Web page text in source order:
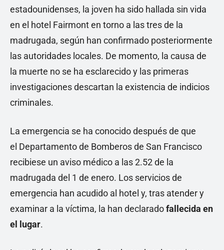
estadounidenses, la joven ha sido hallada sin vida
en el hotel Fairmont en torno a las tres de la
madrugada, según han confirmado posteriormente
las autoridades locales. De momento, la causa de
la muerte no se ha esclarecido y las primeras
investigaciones descartan la existencia de indicios
criminales.
La emergencia se ha conocido después de que
el Departamento de Bomberos de San Francisco
recibiese un aviso médico a las 2.52 de la
madrugada del 1 de enero. Los servicios de
emergencia han acudido al hotel y, tras atender y
examinar a la víctima, la han declaradofallecida en
el lugar.